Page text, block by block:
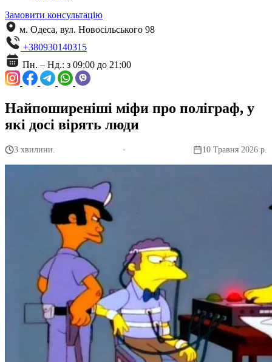
Замовити консультацію
м. Одеса, вул. Новосільського 98
+380930140315
Пн. – Нд.: з 09:00 до 21:00
Найпоширеніші міфи про поліграф, у
які досі вірять люди
3 хвилини. • 10 Травня 2026 р.